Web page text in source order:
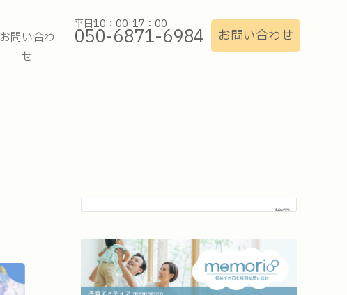
平日10：00-17：00
050-6871-6984 お問い合わせ
お問い合わ
せ
検索